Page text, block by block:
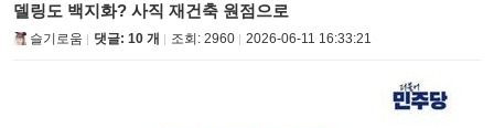
델링도 백지화? 사직 재건축 원점으로
슬기로움 댓글: 10 개 조회: 2960 2026-06-11 16:33:21